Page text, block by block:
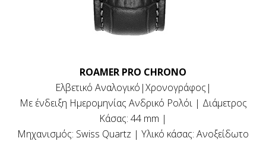
ROAMER PRO CHRONO
Ελβετικό Αναλογικό|Χρονογράφος|
Με ένδειξη Ημερομηνίας Ανδρικό Ρολόι | Διάμετρος
Κάσας: 44 mm |
Μηχανισμός: Swiss Quartz | Υλικό κάσας: Ανοξείδωτο